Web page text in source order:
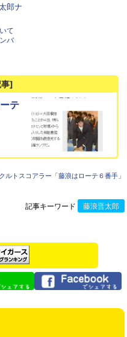
て
バ
]
テ
ルトスコアラー「藤浪はローテ６番手」
記事キーワード 藤浪晋太郎